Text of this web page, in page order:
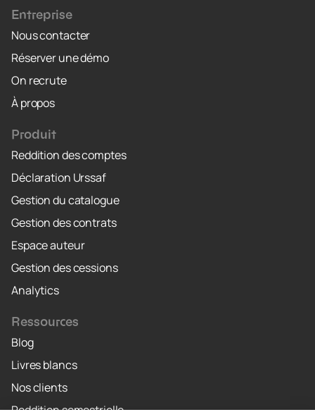
Entreprise
Nous contacter
Réserver une démo
On recrute
À propos
Produit
Reddition des comptes
Déclaration Urssaf
Gestion du catalogue
Gestion des contrats
Espace auteur
Gestion des cessions
Analytics
Ressources
Blog
Livres blancs
Nos clients